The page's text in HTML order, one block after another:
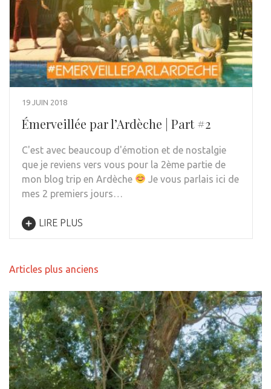
19 JUIN 2018
Émerveillée par l’Ardèche | Part #2
C'est avec beaucoup d'émotion et de nostalgie
que je reviens vers vous pour la 2ème partie de
mon blog trip en Ardèche
Je vous parlais ici de
mes 2 premiers jours…
LIRE PLUS
Navigation
articles
Articles plus anciens